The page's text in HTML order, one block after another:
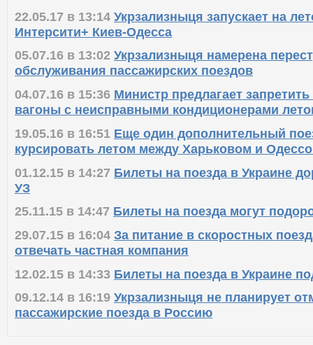
22.05.17 в 13:14 Укрзализныця запускает на
Интерсити+ Киев-Одесса
05.07.16 в 13:02 Укрзализныця намерена
обслуживания пассажирских поездов
04.07.16 в 15:36 Министр предлагает
вагоны с неисправными кондиционерами
19.05.16 в 16:51 Еще один дополнительный
курсировать летом между Харьковом и
01.12.15 в 14:27 Билеты на поезда в Украине
УЗ
25.11.15 в 14:47 Билеты на поезда могут
29.07.15 в 16:04 За питание в скоростных
отвечать частная компания
12.02.15 в 14:33 Билеты на поезда в Украине
09.12.14 в 16:19 Укрзализныця не планирует
пассажирские поезда в Россию